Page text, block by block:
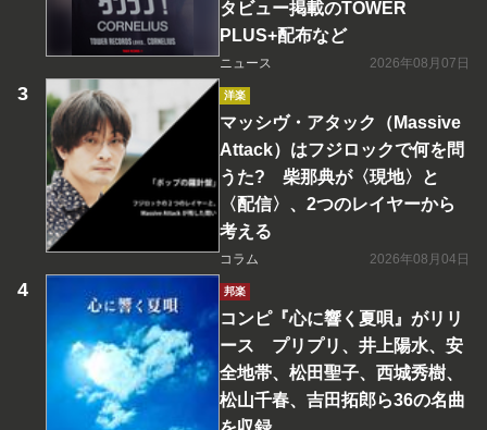
タビュー掲載のTOWER
PLUS+配布など
ニュース 2026年08月07日
洋楽
マッシヴ・アタック（Massive
Attack）はフジロックで何を問
うた? 柴那典が〈現地〉と
〈配信〉、2つのレイヤーから
考える
コラム 2026年08月04日
邦楽
コンピ『心に響く夏唄』がリリ
ース プリプリ、井上陽水、安
全地帯、松田聖子、西城秀樹、
松山千春、吉田拓郎ら36の名曲